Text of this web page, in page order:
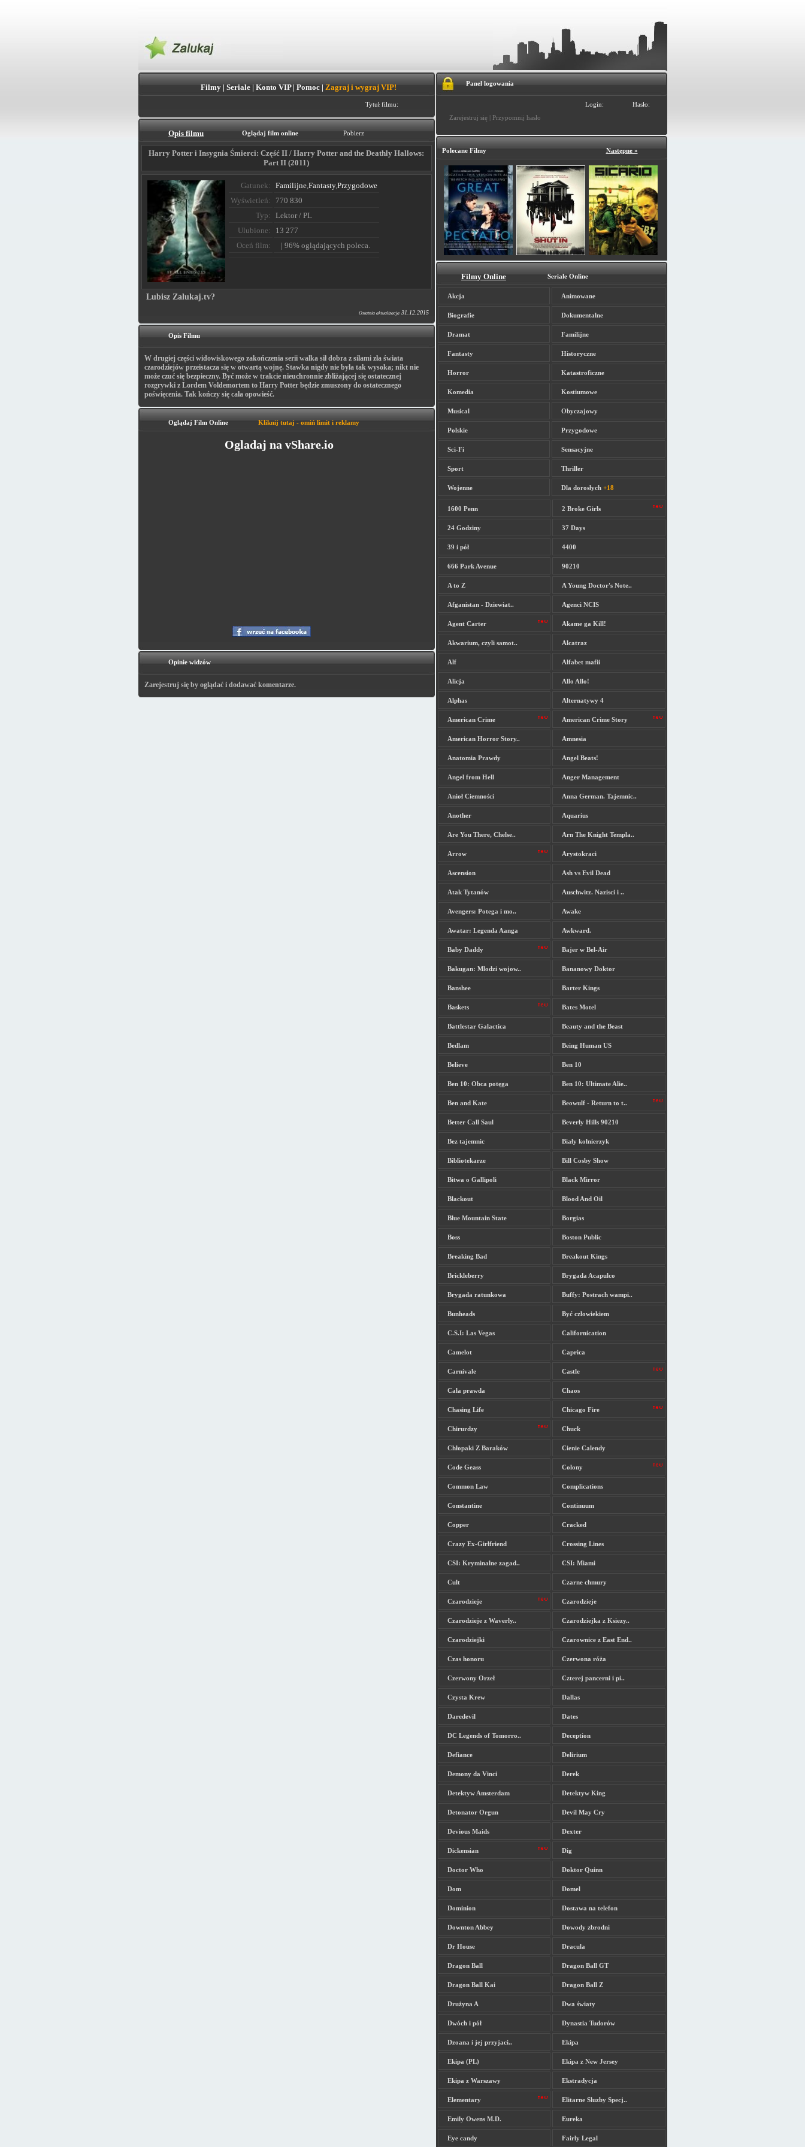
Filmy| Seriale| Konto VIP| Pomoc| Zagraj i wygraj VIP!
Tytuł filmu:
Opis filmu Oglądaj film online Pobierz
Harry Potter i Insygnia Śmierci: Część II / Harry Potter and the Deathly Hallows:
Part II (2011)
Gatunek: Familijne,Fantasty,Przygodowe
Wyświetleń:
770 830
Typ:
Lektor / PL
Ulubione:
13 277
Oceń film:
| 96% oglądających poleca.
Lubisz Zalukaj.tv?
Ostatnia aktualizacja31.12.2015
Opis Filmu
W drugiej części widowiskowego zakończenia serii walka sił dobra z siłami zła świata
czarodziejów przeistacza się w otwartą wojnę. Stawka nigdy nie była tak wysoka; nikt nie
może czuć się bezpieczny. Być może w trakcie nieuchronnie zbliżającej się ostatecznej
rozgrywki z Lordem Voldemortem to Harry Potter będzie zmuszony do ostatecznego
poświęcenia. Tak kończy się cała opowieść.
Oglądaj Film Online Kliknij tutaj - omiń limit i reklamy
Ogladaj na vShare.io
Opinie widzów
Zarejestruj się by oglądać i dodawać komentarze.
Panel logowania
Login:
Hasło:
Zarejestruj się | Przypomnij hasło
Polecane Filmy Następne »
Filmy Online Seriale Online
Akcja Animowane
Biografie Dokumentalne
Dramat Familijne
Fantasty Historyczne
Horror Katastroficzne
Komedia Kostiumowe
Musical Obyczajowy
Polskie Przygodowe
Sci-Fi Sensacyjne
Sport Thriller
Wojenne Dla dorosłych +18
1600 Penn 2 Broke Girls
24 Godziny 37 Days
39 i pół 4400
666 Park Avenue 90210
A to Z A Young Doctor's Note..
Afganistan - Dziewiat.. Agenci NCIS
Agent Carter Akame ga Kill!
Akwarium, czyli samot.. Alcatraz
Alf Alfabet mafii
Alicja Allo Allo!
Alphas Alternatywy 4
American Crime American Crime Story
American Horror Story.. Amnesia
Anatomia Prawdy Angel Beats!
Angel from Hell Anger Management
Anioł Ciemności Anna German. Tajemnic..
Another Aquarius
Are You There, Chelse.. Arn The Knight Templa..
Arrow Arystokraci
Ascension Ash vs Evil Dead
Atak Tytanów Auschwitz. Nazisci i ..
Avengers: Potega i mo.. Awake
Awatar: Legenda Aanga Awkward.
Baby Daddy Bajer w Bel-Air
Bakugan: Mlodzi wojow.. Bananowy Doktor
Banshee Barter Kings
Baskets Bates Motel
Battlestar Galactica Beauty and the Beast
Bedlam Being Human US
Believe Ben 10
Ben 10: Obca potęga Ben 10: Ultimate Alie..
Ben and Kate Beowulf - Return to t..
Better Call Saul Beverly Hills 90210
Bez tajemnic Biały kołnierzyk
Bibliotekarze Bill Cosby Show
Bitwa o Gallipoli Black Mirror
Blackout Blood And Oil
Blue Mountain State Borgias
Boss Boston Public
Breaking Bad Breakout Kings
Brickleberry Brygada Acapulco
Brygada ratunkowa Buffy: Postrach wampi..
Bunheads Być człowiekiem
C.S.I: Las Vegas Californication
Camelot Caprica
Carnivale Castle
Cała prawda Chaos
Chasing Life Chicago Fire
Chirurdzy Chuck
Chłopaki Z Baraków Cienie Calendy
Code Geass Colony
Common Law Complications
Constantine Continuum
Copper Cracked
Crazy Ex-Girlfriend Crossing Lines
CSI: Kryminalne zagad.. CSI: Miami
Cult Czarne chmury
Czarodzieje Czarodzieje
Czarodzieje z Waverly.. Czarodziejka z Ksiezy..
Czarodziejki Czarownice z East End..
Czas honoru Czerwona róża
Czerwony Orzeł Czterej pancerni i pi..
Czysta Krew Dallas
Daredevil Dates
DC Legends of Tomorro.. Deception
Defiance Delirium
Demony da Vinci Derek
Detektyw Amsterdam Detektyw King
Detonator Orgun Devil May Cry
Devious Maids Dexter
Dickensian Dig
Doctor Who Doktor Quinn
Dom Domel
Dominion Dostawa na telefon
Downton Abbey Dowody zbrodni
Dr House Dracula
Dragon Ball Dragon Ball GT
Dragon Ball Kai Dragon Ball Z
Drużyna A Dwa światy
Dwóch i pół Dynastia Tudorów
Dzoana i jej przyjaci.. Ekipa
Ekipa (PL) Ekipa z New Jersey
Ekipa z Warszawy Ekstradycja
Elementary Elitarne Sluzby Specj..
Emily Owens M.D. Eureka
Eye candy Fairly Legal